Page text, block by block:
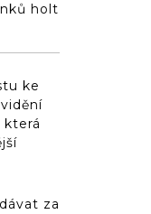
holt
ke
za